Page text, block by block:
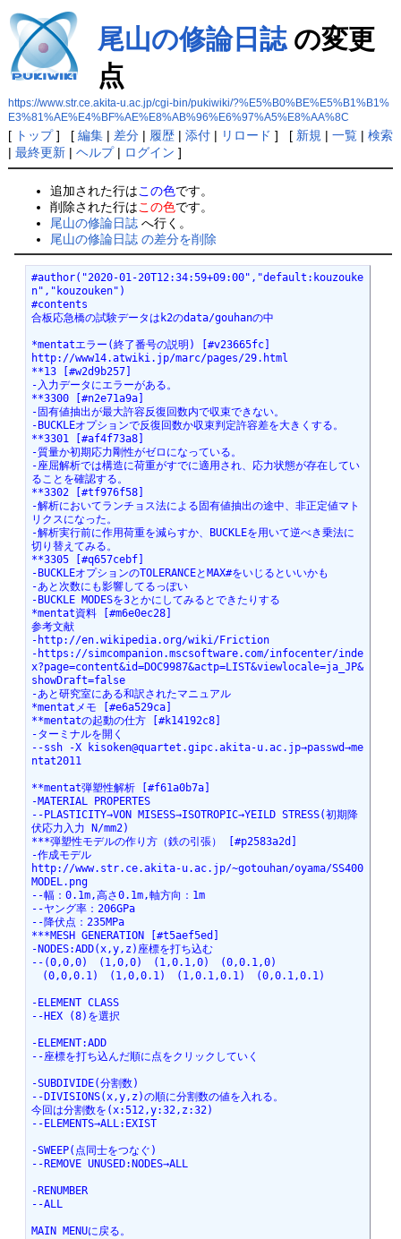
尾山の修論日誌の変更
点
https://www.str.ce.akita-u.ac.jp/cgi-bin/pukiwiki/?%E5%B0%BE%E5%B1%B1%
E3%81%AE%E4%BF%AE%E8%AB%96%E6%97%A5%E8%AA%8C
[ トップ] [ 編集| 差分| 履歴| 添付| リロード ] [ 新規 | 一覧| 検索
| 最終更新| ヘルプ| ログイン ]
追加された行はこの色です。
削除された行はこの色です。
尾山の修論日誌 へ行く。
尾山の修論日誌 の差分を削除
#author("2020-01-20T12:34:59+09:00","default:kouzouke
n","kouzouken")
#contents
合板応急橋の試験データはk2のdata/gouhanの中
*mentatエラー(終了番号の説明) [#v23665fc]
http://www14.atwiki.jp/marc/pages/29.html
**13 [#w2d9b257]
-入力データにエラーがある。
**3300 [#n2e71a9a]
-固有値抽出が最大許容反復回数内で収束できない。
-BUCKLEオプションで反復回数か収束判定許容差を大きくする。
**3301 [#af4f73a8]
-質量か初期応力剛性がゼロになっている。
-座屈解析では構造に荷重がすでに適用され、応力状態が存在してい
ることを確認する。
**3302 [#tf976f58]
-解析においてランチョス法による固有値抽出の途中、非正定値マト
リクスになった。
-解析実行前に作用荷重を減らすか、BUCKLEを用いて逆べき乗法に
切り替えてみる。
**3305 [#q657cebf]
-BUCKLEオプションのTOLERANCEとMAX#をいじるといいかも
-あと次数にも影響してるっぽい
-BUCKLE MODESを3とかにしてみるとできたりする
*mentat資料 [#m6e0ec28]
参考文献
-http://en.wikipedia.org/wiki/Friction
-https://simcompanion.mscsoftware.com/infocenter/inde
x?page=content&id=DOC9987&actp=LIST&viewlocale=ja_JP&
showDraft=false
-あと研究室にある和訳されたマニュアル
*mentatメモ [#e6a529ca]
**mentatの起動の仕方 [#k14192c8]
-ターミナルを開く
--ssh -X kisoken@quartet.gipc.akita-u.ac.jp→passwd→me
ntat2011
**mentat弾塑性解析 [#f61a0b7a]
-MATERIAL PROPERTES
--PLASTICITY→VON MISESS→ISOTROPIC→YEILD STRESS(初期降
伏応力入力 N/mm2)
***弾塑性モデルの作り方（鉄の引張） [#p2583a2d]
-作成モデル
http://www.str.ce.akita-u.ac.jp/~gotouhan/oyama/SS400
MODEL.png
--幅：0.1m,高さ0.1m,軸方向：1m
--ヤング率：206GPa
--降伏点：235MPa
***MESH GENERATION [#t5aef5ed]
-NODES:ADD(x,y,z)座標を打ち込む
--(0,0,0)　(1,0,0)　(1,0.1,0)　(0,0.1,0)
(0,0,0.1)　(1,0,0.1)　(1,0.1,0.1)　(0,0.1,0.1)
-ELEMENT CLASS
--HEX (8)を選択
-ELEMENT:ADD
--座標を打ち込んだ順に点をクリックしていく
-SUBDIVIDE(分割数)
--DIVISIONS(x,y,z)の順に分割数の値を入れる。
今回は分割数を(x:512,y:32,z:32)
--ELEMENTS→ALL:EXIST
-SWEEP(点同士をつなぐ)
--REMOVE UNUSED:NODES→ALL
-RENUMBER
--ALL
MAIN MENUに戻る。